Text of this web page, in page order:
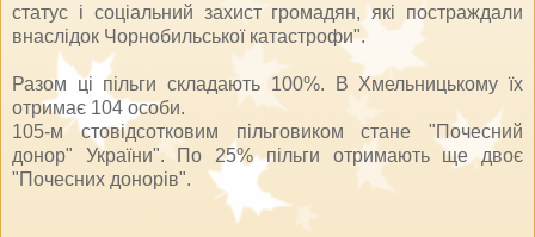
статус і соціальний захист громадян, які постраждали
внаслідок Чорнобильської катастрофи".
Разом ці пільги складають 100%. В Хмельницькому їх
отримає 104 особи.
105-м стовідсотковим пільговиком стане "Почесний
донор" України". По 25% пільги отримають ще двоє
"Почесних донорів".